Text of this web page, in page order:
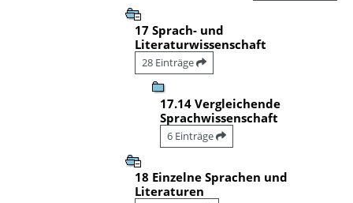
17 Sprach- und
Literaturwissenschaft
28 Einträge
17.14 Vergleichende
Sprachwissenschaft
6 Einträge
18 Einzelne Sprachen und
Literaturen